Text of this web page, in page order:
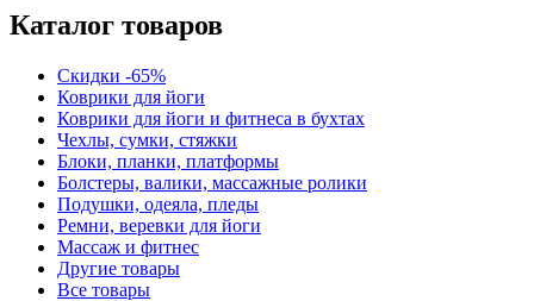
Каталог товаров
Скидки -65%
Коврики для йоги
Коврики для йоги и фитнеса в бухтах
Чехлы, сумки, стяжки
Блоки, планки, платформы
Болстеры, валики, массажные ролики
Подушки, одеяла, пледы
Ремни, веревки для йоги
Массаж и фитнес
Другие товары
Все товары